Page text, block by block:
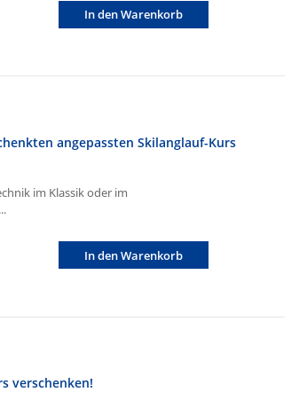
In den Warenkorb
angepassten Skilanglauf-Kurs
im Klassik oder im
In den Warenkorb
verschenken!